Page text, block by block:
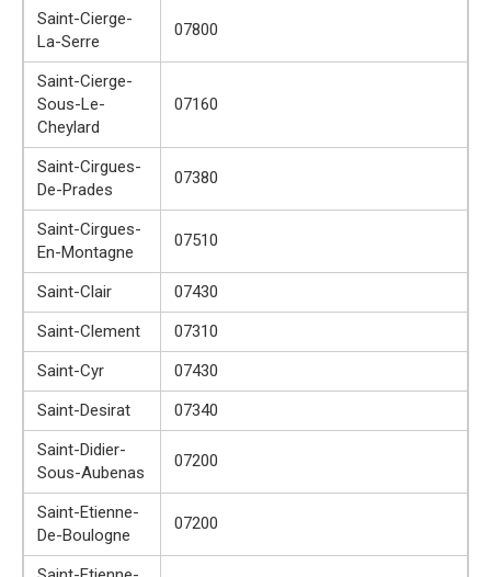
Saint-Cierge-
La-Serre
07800
Saint-Cierge-
Sous-Le-
Cheylard
07160
Saint-Cirgues-
De-Prades
07380
Saint-Cirgues-
En-Montagne
07510
Saint-Clair
07430
Saint-Clement
07310
Saint-Cyr
07430
Saint-Desirat
07340
Saint-Didier-
Sous-Aubenas
07200
Saint-Etienne-
De-Boulogne
07200